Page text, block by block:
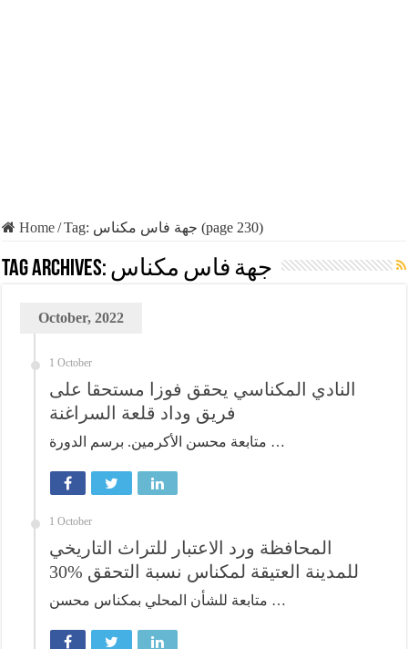
Home/Tag: جهة فاس مكناس (page 230)
Tag Archives: جهة فاس مكناس
October, 2022
1 October
النادي المكناسي يحقق فوزا مستحقا على
فريق وداد قلعة السراغنة
متابعة محسن الأكرمين. برسم الدورة …
1 October
المحافظة ورد الاعتبار للتراث التاريخي
للمدينة العتيقة لمكناس نسبة التحقق %30
متابعة للشأن المحلي بمكناس محسن …